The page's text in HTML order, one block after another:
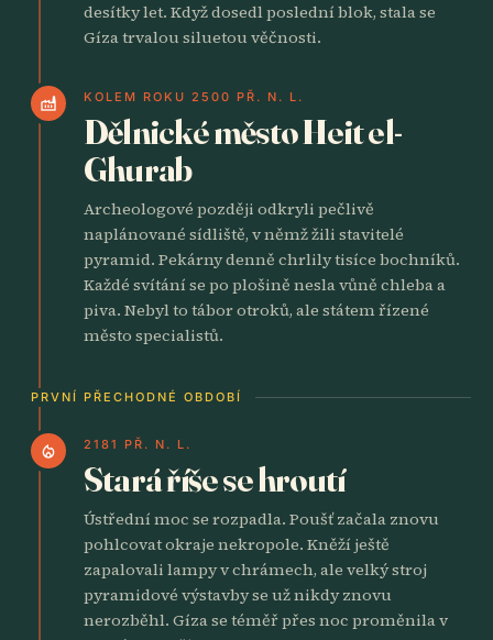
desítky let. Když dosedl poslední blok, stala se
Gíza trvalou siluetou věčnosti.
factory KOLEM ROKU 2500 PŘ. N. L.
Dělnické město Heit el-
Ghurab
Archeologové později odkryli pečlivě
naplánované sídliště, v němž žili stavitelé
pyramid. Pekárny denně chrlily tisíce bochníků.
Každé svítání se po plošině nesla vůně chleba a
piva. Nebyl to tábor otroků, ale státem řízené
město specialistů.
PRVNÍ PŘECHODNÉ OBDOBÍ
local_fire_department 2181 PŘ. N. L.
Stará říše se hroutí
Ústřední moc se rozpadla. Poušť začala znovu
pohlcovat okraje nekropole. Kněží ještě
zapalovali lampy v chrámech, ale velký stroj
pyramidové výstavby se už nikdy znovu
nerozběhl. Gíza se téměř přes noc proměnila v